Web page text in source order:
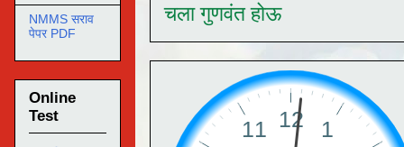
चला गुणवंत होऊ
NMMS सराव
पेपर PDF
Online
Test